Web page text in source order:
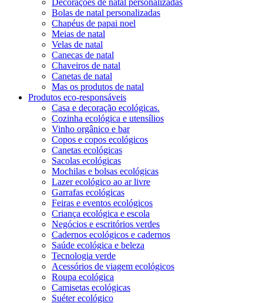
Decorações de natal personalizadas
Bolas de natal personalizadas
Chapéus de papai noel
Meias de natal
Velas de natal
Canecas de natal
Chaveiros de natal
Canetas de natal
Mas os produtos de natal
Produtos eco-responsáveis
Casa e decoração ecológicas.
Cozinha ecológica e utensílios
Vinho orgânico e bar
Copos e copos ecológicos
Canetas ecológicas
Sacolas ecológicas
Mochilas e bolsas ecológicas
Lazer ecológico ao ar livre
Garrafas ecológicas
Feiras e eventos ecológicos
Criança ecológica e escola
Negócios e escritórios verdes
Cadernos ecológicos e cadernos
Saúde ecológica e beleza
Tecnologia verde
Acessórios de viagem ecológicos
Roupa ecológica
Camisetas ecológicas
Suéter ecológico